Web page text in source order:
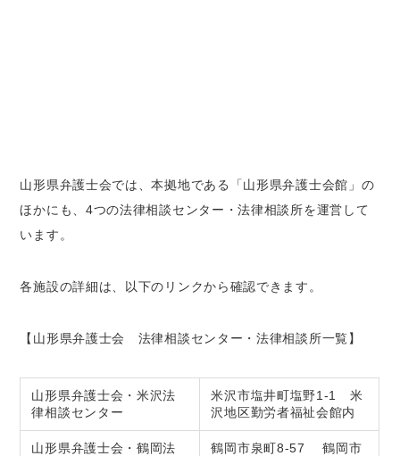
山形県弁護士会では、本拠地である「山形県弁護士会館」の
ほかにも、4つの法律相談センター・法律相談所を運営して
います。
各施設の詳細は、以下のリンクから確認できます。
【山形県弁護士会 法律相談センター・法律相談所一覧】
山形県弁護士会・米沢法
律相談センター
米沢市塩井町塩野1-1 米
沢地区勤労者福祉会館内
山形県弁護士会・鶴岡法
鶴岡市泉町8-57 鶴岡市